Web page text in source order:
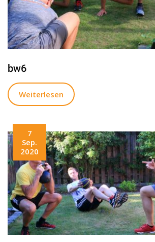
bw6
Weiterlesen
7
Sep.
2020